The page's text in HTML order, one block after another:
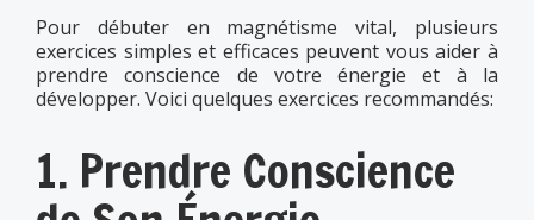
Pour débuter en magnétisme vital, plusieurs
exercices simples et efficaces peuvent vous aider à
prendre conscience de votre énergie et à la
développer. Voici quelques exercices recommandés:
1. Prendre Conscience